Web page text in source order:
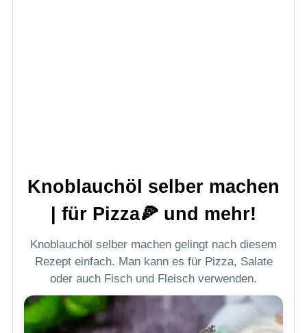
Knoblauchöl selber machen
| für Pizza🍕 und mehr!
Knoblauchöl selber machen gelingt nach diesem
Rezept einfach. Man kann es für Pizza, Salate
oder auch Fisch und Fleisch verwenden.